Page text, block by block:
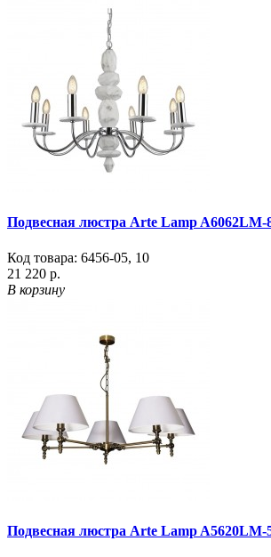
Подвесная люстра Arte Lamp A6062LM-
Код товара: 6456-05, 10
21 220 р.
В корзину
Подвесная люстра Arte Lamp A5620LM-